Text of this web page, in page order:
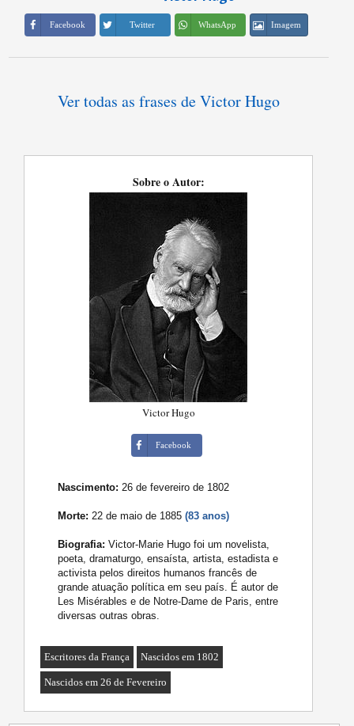
Facebook Twitter WhatsApp Imagem
Ver todas as frases de Victor Hugo
Sobre o Autor:
Victor Hugo
Facebook
Nascimento: 26 de fevereiro de 1802
Morte: 22 de maio de 1885(83 anos)
Biografia: Victor-Marie Hugo foi um novelista,
poeta, dramaturgo, ensaísta, artista, estadista e
activista pelos direitos humanos francês de
grande atuação política em seu país. É autor de
Les Misérables e de Notre-Dame de Paris, entre
diversas outras obras.
Escritores da França Nascidos em 1802
Nascidos em 26 de Fevereiro